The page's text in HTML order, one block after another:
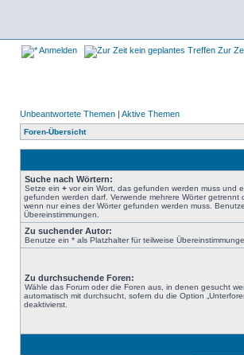
Anmelden Zur
Unbeantwortete Themen | Aktive Themen
Foren-Übersicht
Suche nach Wörtern:
Setze ein + vor ein Wort, das gefunden werden muss und
gefunden werden darf. Verwende mehrere Wörter getrennt
wenn nur eines der Wörter gefunden werden muss.
Übereinstimmungen.
Zu suchender Autor:
Benutze ein * als Platzhalter für teilweise
Zu durchsuchende Foren:
Wähle das Forum oder die Foren aus, in denen gesucht
automatisch mit durchsucht, sofern du die Option
deaktivierst.